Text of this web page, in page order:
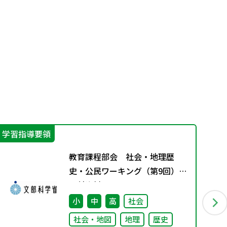
学習指導要領
教育課程部会 社会・地理歴
史・公民ワーキング（第9回）
配付資料
小 中 高
社会
社会・地図
地理
歴史